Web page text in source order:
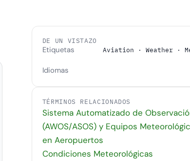
DE UN VISTAZO
Etiquetas
Aviation · Weather ·
Idiomas
TÉRMINOS RELACIONADOS
Sistema Automatizado de
(AWOS/ASOS) y Equipos
en Aeropuertos
Condiciones Meteorológicas